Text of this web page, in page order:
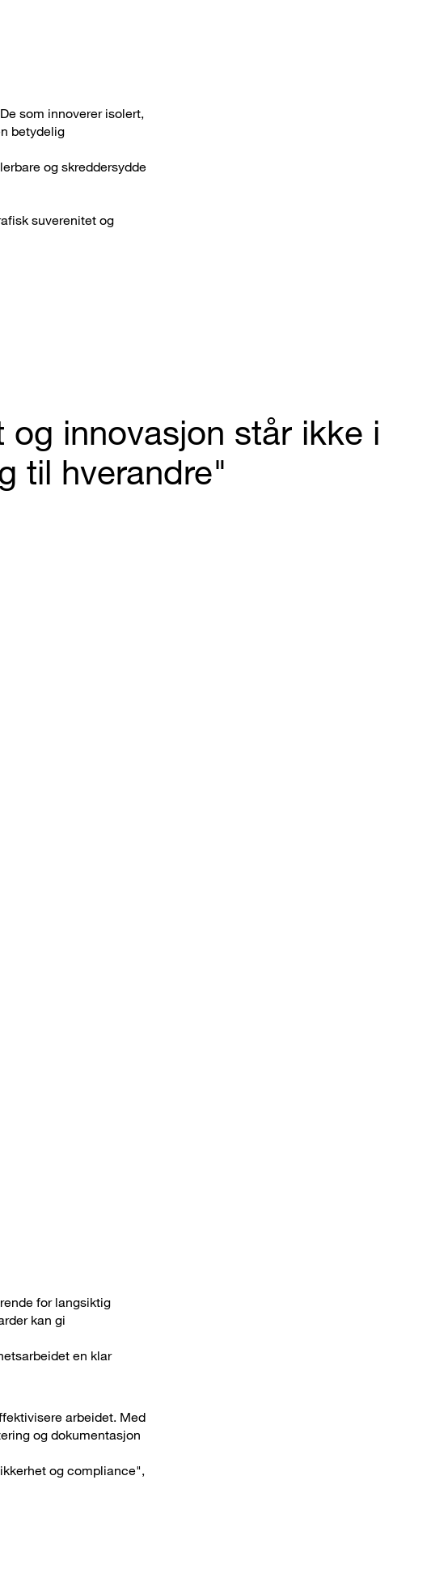
som innoverer isolert,
betydelig
og skreddersydde
suverenitet og
og innovasjon står ikke i
til hverandre"
for langsiktig
kan gi
en klar
arbeidet. Med
og dokumentasjon
og compliance",